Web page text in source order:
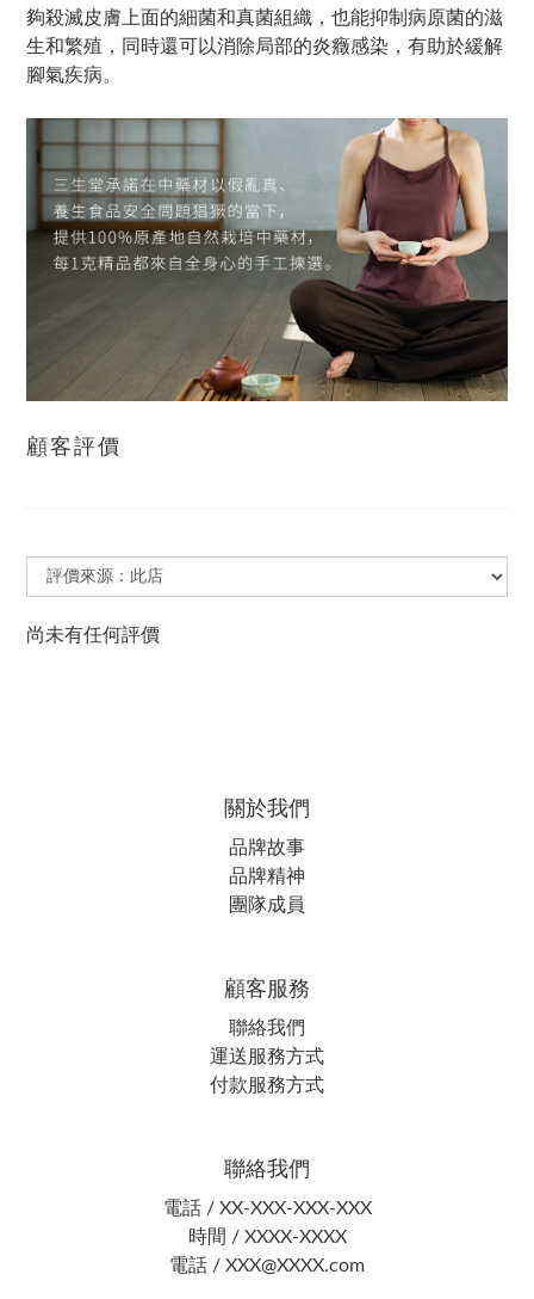
夠殺滅皮膚上面的細菌和真菌組織，也能抑制病原菌的滋
生和繁殖，同時還可以消除局部的炎癥感染，有助於緩解
腳氣疾病。
顧客評價
尚未有任何評價
關於我們
品牌故事
品牌精神
團隊成員
顧客服務
聯絡我們
運送服務方式
付款服務方式
聯絡我們
電話 / XX-XXX-XXX-XXX
時間 / XXXX-XXXX
電話 / XXX@XXXX.com